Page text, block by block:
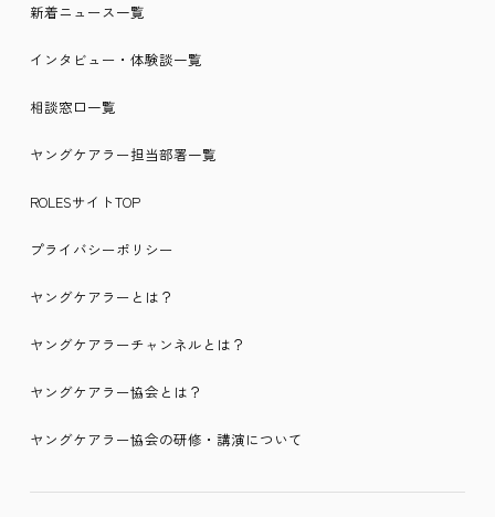
新着ニュース一覧
インタビュー・体験談一覧
相談窓口一覧
ヤングケアラー担当部署一覧
ROLESサイトTOP
プライバシーポリシー
ヤングケアラーとは？
ヤングケアラーチャンネルとは？
ヤングケアラー協会とは？
ヤングケアラー協会の研修・講演について